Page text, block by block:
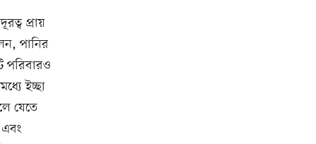
প্রায়
পানির
পরিবারও
ইচ্ছা
যেতে